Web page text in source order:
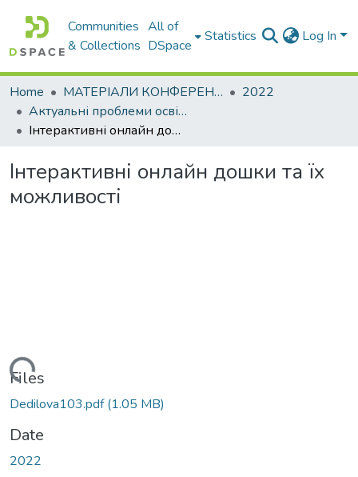
Communities
& Collections
All of
DSpace
Statistics Log In
Home МАТЕРІАЛИ КОНФЕРЕНЦІЙ
2022
Актуальні проблеми освітньо-виховного процесу та шляхи їх вирішення в умовах сучасних викликів
Інтерактивні онлайн дошки та їх можливості
Інтерактивні онлайн дошки та їх
можливості
Loading...
Files
Dedilova103.pdf(1.05 MB)
Date
2022